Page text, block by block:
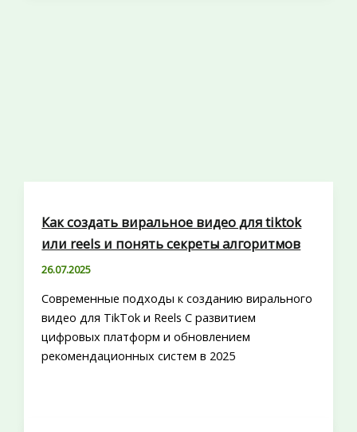
Как создать виральное видео для tiktok
или reels и понять секреты алгоритмов
26.07.2025
Современные подходы к созданию вирального
видео для TikTok и Reels С развитием
цифровых платформ и обновлением
рекомендационных систем в 2025